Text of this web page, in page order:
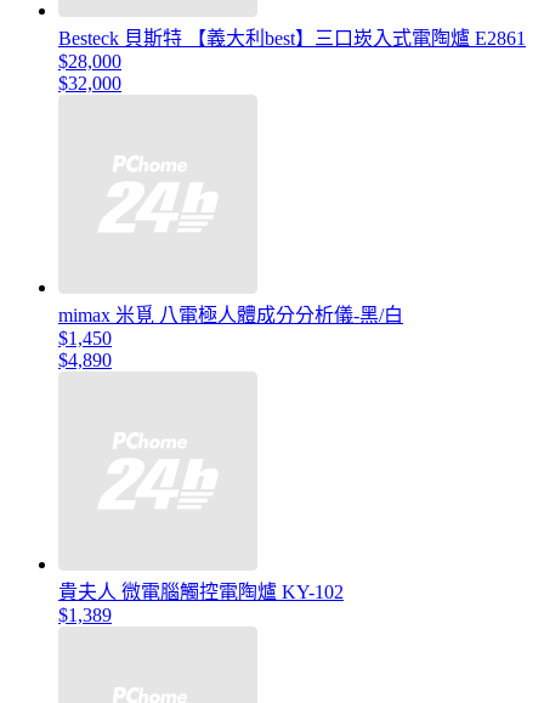
Besteck 貝斯特 【義大利best】三口崁入式電陶爐 E2861
$28,000
$32,000
mimax 米覓 八電極人體成分分析儀-黑/白
$1,450
$4,890
貴夫人 微電腦觸控電陶爐 KY-102
$1,389